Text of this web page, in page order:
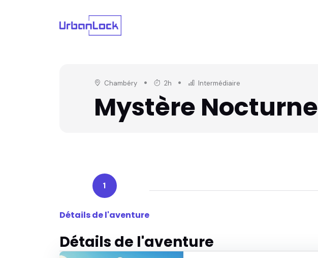
Chambéry 2h Intermédiaire
Mystère Nocturne
1
Détails de l'aventure
Détails de l'aventure